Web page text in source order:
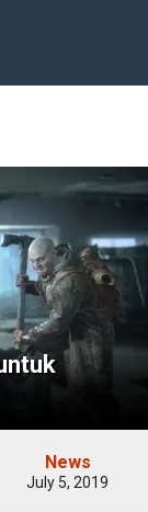
News
July 5, 2019